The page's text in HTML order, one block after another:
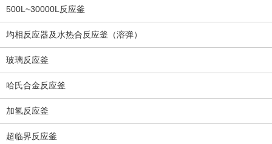
500L~30000L反应釜
均相反应器及水热合反应釜（溶弹）
玻璃反应釜
哈氏合金反应釜
加氢反应釜
超临界反应釜